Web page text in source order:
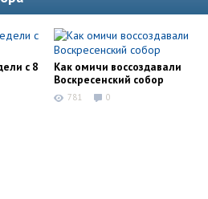
с 8
Как омичи воссоздавали
Воскресенский собор
781 0